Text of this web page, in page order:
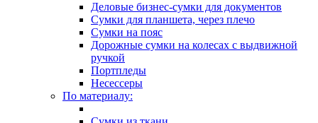
Деловые бизнес-сумки для документов
Сумки для планшета, через плечо
Сумки на пояс
Дорожные сумки на колесах с выдвижной
ручкой
Портпледы
Несессеры
По материалу: